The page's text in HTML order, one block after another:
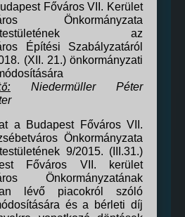
Főváros VII. Kerület
Önkormányzata
testületének az
Építési Szabályzatáról
(XII. 21.) önkormányzati
Niedermüller Péter
a Budapest Főváros VII.
Önkormányzata
9/2015. (III.31.)
Főváros VII. kerület
Önkormányzatának
lévő piacokról szóló
és a bérleti díj